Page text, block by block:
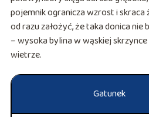
pojemnik ogranicza wzrost i
od razu założyć, że taka donica
– wysoka bylina w wąskiej
wietrze.
Gatunek